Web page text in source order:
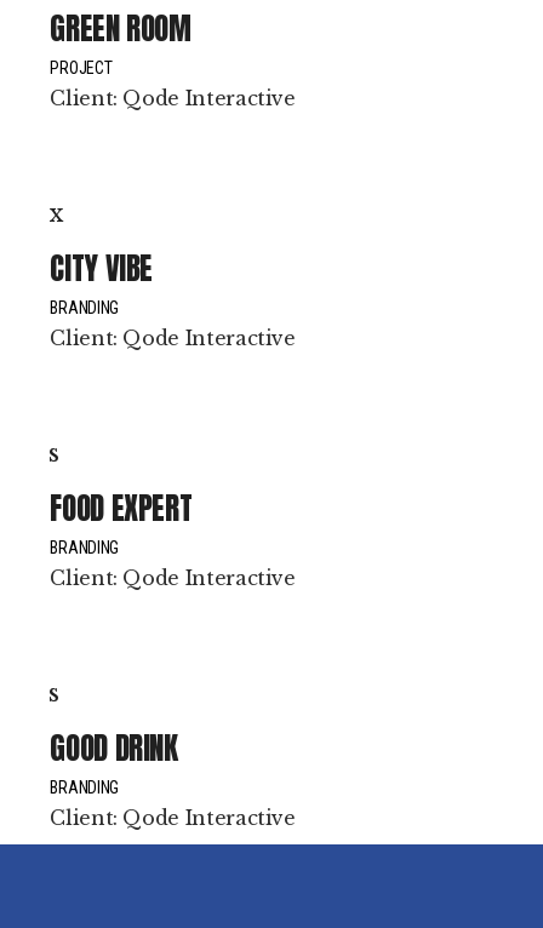
GREEN ROOM
PROJECT
Client: Qode Interactive
CITY VIBE
BRANDING
Client: Qode Interactive
FOOD EXPERT
BRANDING
Client: Qode Interactive
GOOD DRINK
BRANDING
Client: Qode Interactive